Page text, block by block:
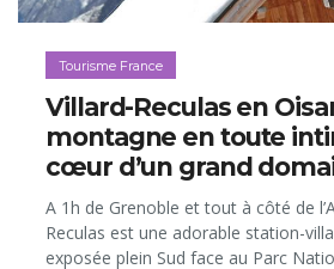
Tourisme France
Villard-Reculas en
montagne en toute
cœur d’un grand
A 1h de Grenoble et tout à côté de
Reculas est une adorable station-
exposée plein Sud face au Parc